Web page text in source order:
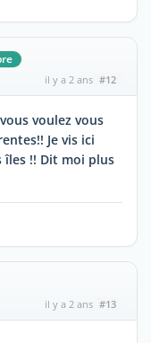
il y a 2 ans #12
voulez vous
Je vis ici
îles !! Dit moi plus
il y a 2 ans #13